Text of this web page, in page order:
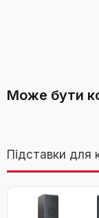
Колір
Матеріал
Матеріальний
(Чорний) –
Може бути
Підставки для